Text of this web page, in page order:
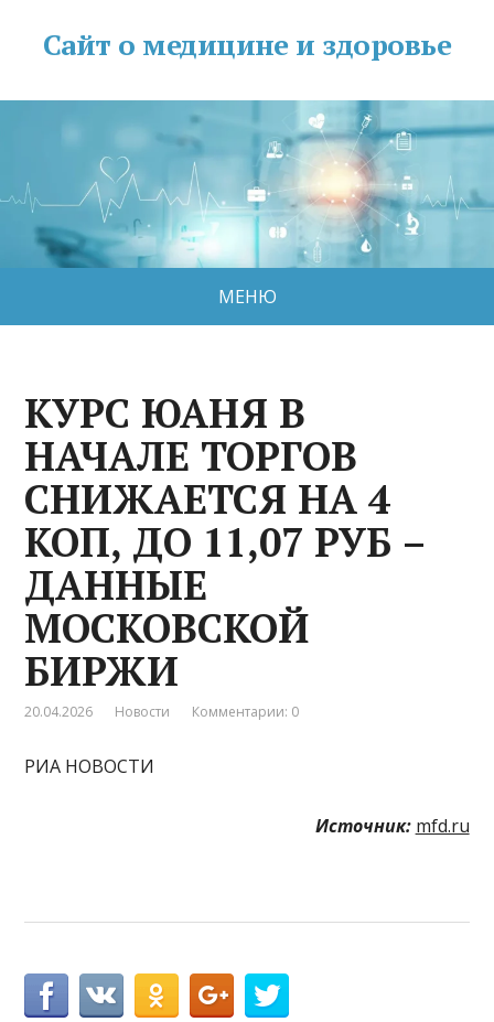
Сайт о медицине и здоровье
МЕНЮ
КУРС ЮАНЯ В
НАЧАЛЕ ТОРГОВ
СНИЖАЕТСЯ НА 4
КОП, ДО 11,07 РУБ –
ДАННЫЕ
МОСКОВСКОЙ
БИРЖИ
20.04.2026 Новости Комментарии: 0
РИА НОВОСТИ
Источник: mfd.ru